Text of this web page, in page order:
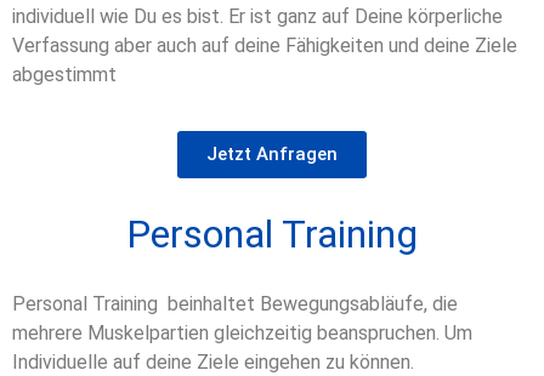
individuell wie Du es bist. Er ist ganz auf Deine körperliche
Verfassung aber auch auf deine Fähigkeiten und deine Ziele
abgestimmt
Jetzt Anfragen
Personal Training
Personal Training beinhaltet Bewegungsabläufe, die
mehrere Muskelpartien gleichzeitig beanspruchen. Um
Individuelle auf deine Ziele eingehen zu können.